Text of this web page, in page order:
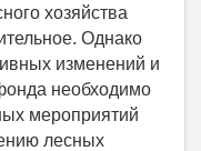
хозяйства
Однако
изменений и
необходимо
мероприятий
лесных